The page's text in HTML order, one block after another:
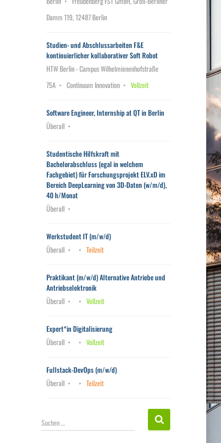
Damm 119, 12487 Berlin
Studien- und Abschlussarbeiten F&E
kontinuierlicher kollaborativer Soft Robot
HTW Berlin - Campus Wilhelmienenhofstraße
75A
Continuum Innovation Vollzeit
Software Engineer, Internship at QT in Berlin
Überall
Studentische Hilfskraft mit
Bachelorabschluss (egal in welchem
Fachgebiet) für Forschungsprojekt ELV.xD im
Bereich DeepLearning von 3D-Daten (w/m/d),
40 h/Monat
Überall
Werkstudent IT (m/w/d)
Überall
Teilzeit
Praktikant (m/w/d) Alternative Antriebe und
Antriebselektronik
Überall
Vollzeit
Expert*in Digitalisierung
Überall
Vollzeit
Fullstack-DevOps (m/w/d)
Überall
Teilzeit
S
u
Suchen …